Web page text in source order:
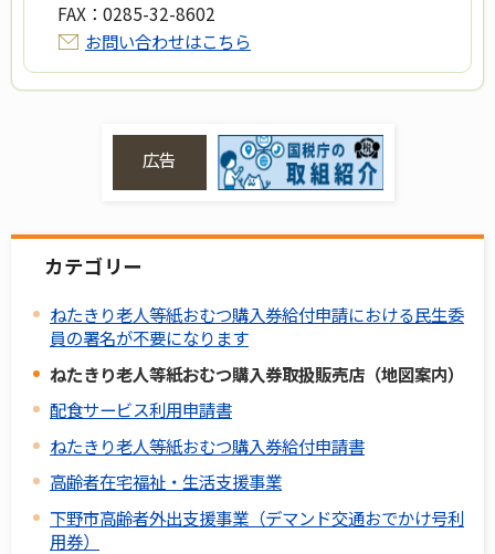
FAX： 0285-32-8602
お問い合わせはこちら
広告
カテゴリー
ねたきり老人等紙おむつ購入券給付申請における民生委
員の署名が不要になります
ねたきり老人等紙おむつ購入券取扱販売店（地図案内）
配食サービス利用申請書
ねたきり老人等紙おむつ購入券給付申請書
高齢者在宅福祉・生活支援事業
下野市高齢者外出支援事業（デマンド交通おでかけ号利
用券）